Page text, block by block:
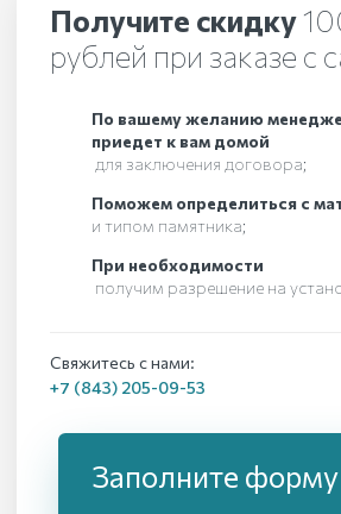
Получите скидку
рублей при заказе с
По вашему желанию
приедет к вам домой
для заключения договора;
Поможем определиться с
и типом памятника;
При необходимости
получим разрешение на
Свяжитесь с нами:
+7 (843) 205-09-53
Заполните форму